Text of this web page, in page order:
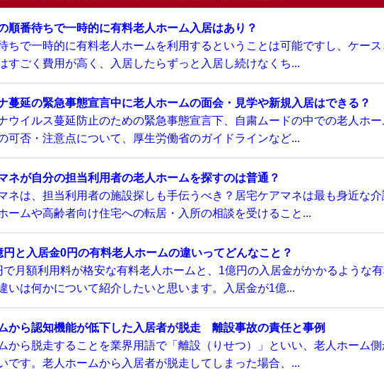
順番待ちで一時的に有料老人ホーム入居はあり？
ちで一時的に有料老人ホームを利用するということは可能ですし、ケー
すごく費用が高く、入居したらずっと入居し続けなくち...
蔓延の緊急事態宣言中に老人ホームの面会・見学や新規入居はできる？
ウイルス蔓延防止のための緊急事態宣言下、自粛ムードの中での老人ホ
可否・注意点について、厚生労働省のガイドラインなど...
ネが自分の担当利用者の老人ホームを探すのは普通？
ネは、担当利用者の施設探しも手伝うべき？居宅ケアマネは最も身近な
ームや高齢者向け住宅への転居・入所の相談を受けること...
円と入居金0円の有料老人ホームの違いってどんなこと？
で月額利用料が格安な有料老人ホームと、1億円の入居金がかかるような
いは何かについて紹介したいと思います。入居金が1億...
から認知機能が低下した入居者が脱走 離設事故の責任と事例
から脱走することを業界用語で「離設（りせつ）」といい、老人ホーム
です。老人ホームから入居者が脱走してしまった場合、...